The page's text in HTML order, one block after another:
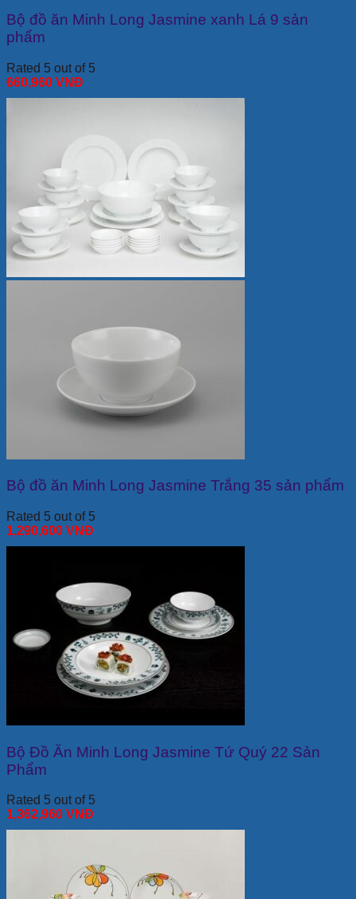
Bộ đồ ăn Minh Long Jasmine xanh Lá 9 sản
phẩm
Rated 5 out of 5
660,960 VNĐ
Bộ đồ ăn Minh Long Jasmine Trắng 35 sản phẩm
Rated 5 out of 5
1,290,600 VNĐ
Bộ Đồ Ăn Minh Long Jasmine Tứ Quý 22 Sản
Phẩm
Rated 5 out of 5
1,362,960 VNĐ